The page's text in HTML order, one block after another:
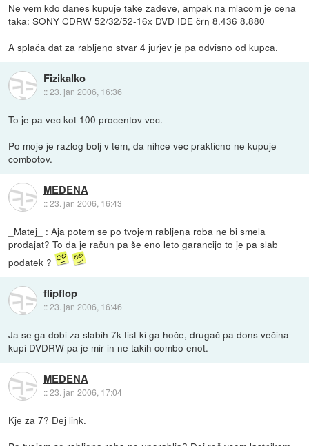
Ne vem kdo danes kupuje take zadeve, ampak na mlacom je cena
taka: SONY CDRW 52/32/52-16x DVD IDE črn 8.436 8.880
A splača dat za rabljeno stvar 4 jurjev je pa odvisno od kupca.
Fizikalko
::23. jan 2006, 16:36
To je pa vec kot 100 procentov vec.
Po moje je razlog bolj v tem, da nihce vec prakticno ne kupuje
combotov.
MEDENA
::23. jan 2006, 16:43
_Matej_ : Aja potem se po tvojem rabljena roba ne bi smela
prodajat? To da je račun pa še eno leto garancijo to je pa slab
podatek ?
flipflop
::23. jan 2006, 16:46
Ja se ga dobi za slabih 7k tist ki ga hoče, drugač pa dons večina
kupi DVDRW pa je mir in ne takih combo enot.
MEDENA
::23. jan 2006, 17:04
Kje za 7? Dej link.